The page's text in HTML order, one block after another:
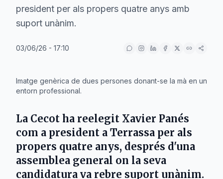
president per als propers quatre anys amb
suport unànim.
03/06/26 - 17:10
Imatge genèrica de dues persones donant-se la mà en un
entorn professional.
La Cecot ha reelegit Xavier Panés
com a president a Terrassa per als
propers quatre anys, després d'una
assemblea general on la seva
candidatura va rebre suport unànim.